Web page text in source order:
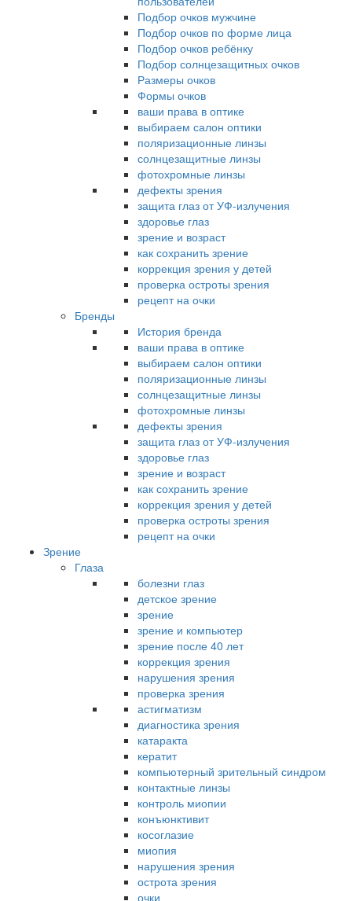
Подбор очков мужчине
Подбор очков по форме лица
Подбор очков ребёнку
Подбор солнцезащитных очков
Размеры очков
Формы очков
ваши права в оптике
выбираем салон оптики
поляризационные линзы
солнцезащитные линзы
фотохромные линзы
дефекты зрения
защита глаз от УФ-излучения
здоровье глаз
зрение и возраст
как сохранить зрение
коррекция зрения у детей
проверка остроты зрения
рецепт на очки
Бренды
История бренда
ваши права в оптике
выбираем салон оптики
поляризационные линзы
солнцезащитные линзы
фотохромные линзы
дефекты зрения
защита глаз от УФ-излучения
здоровье глаз
зрение и возраст
как сохранить зрение
коррекция зрения у детей
проверка остроты зрения
рецепт на очки
Зрение
Глаза
болезни глаз
детское зрение
зрение
зрение и компьютер
зрение после 40 лет
коррекция зрения
нарушения зрения
проверка зрения
астигматизм
диагностика зрения
катаракта
кератит
компьютерный зрительный синдром
контактные линзы
контроль миопии
конъюнктивит
косоглазие
миопия
нарушения зрения
острота зрения
очки